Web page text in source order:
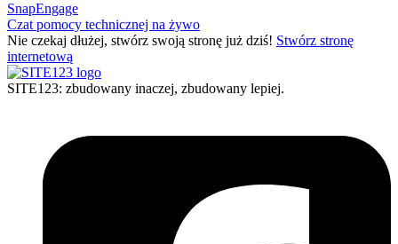
SnapEngage
Czat pomocy technicznej na żywo
Nie czekaj dłużej, stwórz swoją stronę już dziś! Stwórz stronę
internetową
SITE123: zbudowany inaczej, zbudowany lepiej.